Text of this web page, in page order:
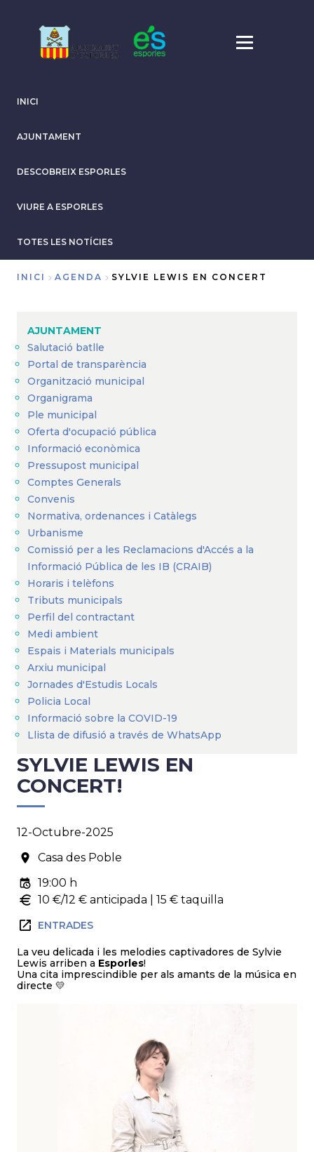
contingut
INICI
AJUNTAMENT
DESCOBREIX ESPORLES
VIURE A ESPORLES
TOTES LES NOTÍCIES
d'Ariadna
INICI AGENDA SYLVIE LEWIS EN CONCERT
AJUNTAMENT
Salutació batlle
Portal de transparència
Organització municipal
Organigrama
Ple municipal
Oferta d'ocupació pública
Informació econòmica
Pressupost municipal
Comptes Generals
Convenis
Normativa, ordenances i Catàlegs
Urbanisme
Comissió per a les Reclamacions d'Accés a la
Informació Pública de les IB (CRAIB)
Horaris i telèfons
Tributs municipals
Perfil del contractant
Medi ambient
Espais i Materials municipals
Arxiu municipal
Jornades d'Estudis Locals
Policia Local
Informació sobre la COVID-19
Llista de difusió a través de WhatsApp
SYLVIE LEWIS EN
CONCERT!
12-Octubre-2025
Casa des Poble
19:00 h
10 €/12 € anticipada | 15 € taquilla
ENTRADES
La veu delicada i les melodies captivadores de Sylvie
Lewis arriben a Esporles!
Una cita imprescindible per als amants de la música en
directe 💛